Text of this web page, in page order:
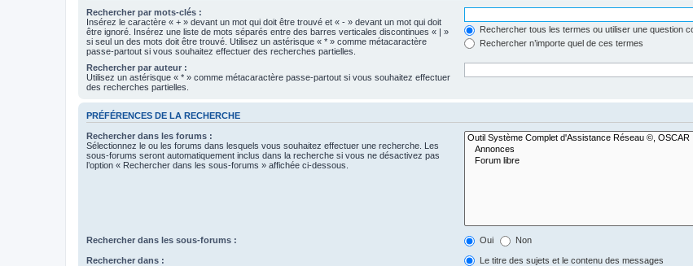
Rechercher par mots-clés :
Insérez le caractère « + » devant un mot qui doit être trouvé et « - » devant un mot qui doit
être ignoré. Insérez une liste de mots séparés entre des barres verticales discontinues « | »
si seul un des mots doit être trouvé. Utilisez un astérisque « * » comme métacaractère
passe-partout si vous souhaitez effectuer des recherches partielles.
Rechercher tous les termes ou utiliser une question
Rechercher n’importe quel de ces termes
Rechercher par auteur :
Utilisez un astérisque « * » comme métacaractère passe-partout si vous souhaitez effectuer
des recherches partielles.
PRÉFÉRENCES DE LA RECHERCHE
Rechercher dans les forums :
Sélectionnez le ou les forums dans lesquels vous souhaitez effectuer une recherche. Les
sous-forums seront automatiquement inclus dans la recherche si vous ne désactivez pas
l’option « Rechercher dans les sous-forums » affichée ci-dessous.
Rechercher dans les sous-forums : Oui Non
Rechercher dans :
Le titre des sujets et le contenu des messages